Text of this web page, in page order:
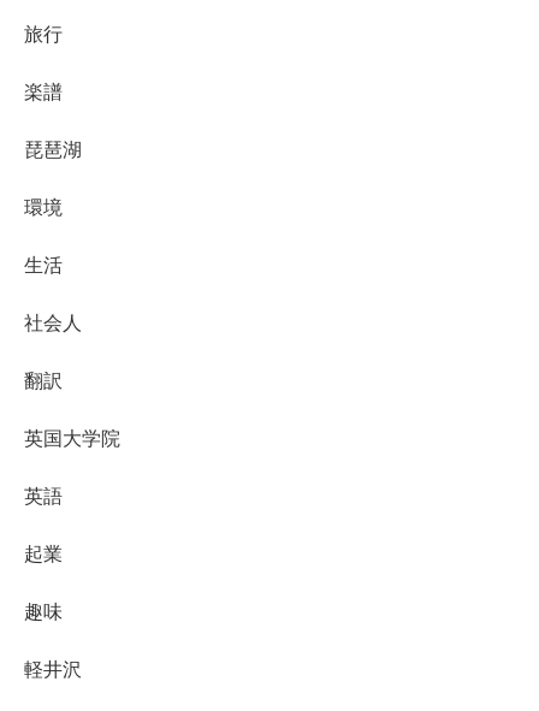
旅行
楽譜
琵琶湖
環境
生活
社会人
翻訳
英国大学院
英語
起業
趣味
軽井沢